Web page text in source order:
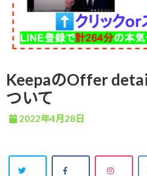
KeepaのOffer
ついて
2022年4月28日